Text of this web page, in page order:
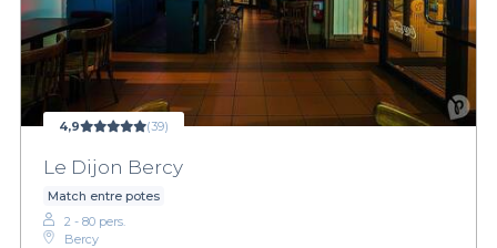
4,9 (39)
Le Dijon Bercy
Match entre potes
2 - 80 pers.
Bercy